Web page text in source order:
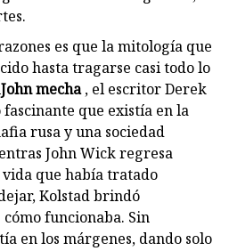
es que la mitología que
hasta tragarse casi todo lo
John mecha, el escritor Derek
que existía en la
rusa y una sociedad
John Wick regresa
que había tratado
Kolstad brindó
funcionaba. Sin
en los márgenes, dando solo